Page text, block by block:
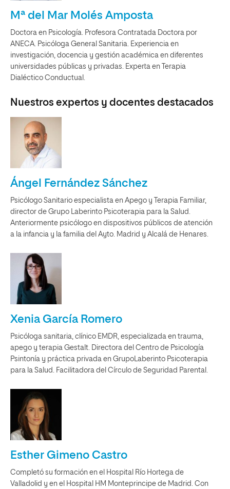
Mª del Mar Molés Amposta
Doctora en Psicología. Profesora Contratada Doctora por
ANECA. Psicóloga General Sanitaria. Experiencia en
investigación, docencia y gestión académica en diferentes
universidades públicas y privadas. Experta en Terapia
Dialéctico Conductual.
Nuestros expertos y docentes destacados
Ángel Fernández Sánchez
Psicólogo Sanitario especialista en Apego y Terapia Familiar,
director de Grupo Laberinto Psicoterapia para la Salud.
Anteriormente psicólogo en dispositivos públicos de atención
a la infancia y la familia del Ayto. Madrid y Alcalá de Henares.
Xenia García Romero
Psicóloga sanitaria, clínico EMDR, especializada en trauma,
apego y terapia Gestalt. Directora del Centro de Psicología
Psintonía y práctica privada en GrupoLaberinto Psicoterapia
para la Salud. Facilitadora del Círculo de Seguridad Parental.
Esther Gimeno Castro
Completó su formación en el Hospital Río Hortega de
Valladolid y en el Hospital HM Monteprincipe de Madrid. Con